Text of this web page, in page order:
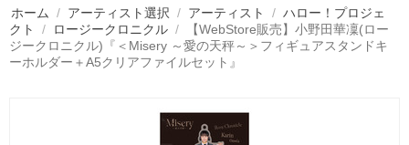
ホーム / アーティスト選択 / アーティスト / ハロー！プロジェ
クト
/ ロージークロニクル /
【WebStore販売】小野田華凜(ロー
ジークロニクル)『＜Misery ～愛の天秤～＞フィギュアスタンドキ
ーホルダー＋A5クリアファイルセット』